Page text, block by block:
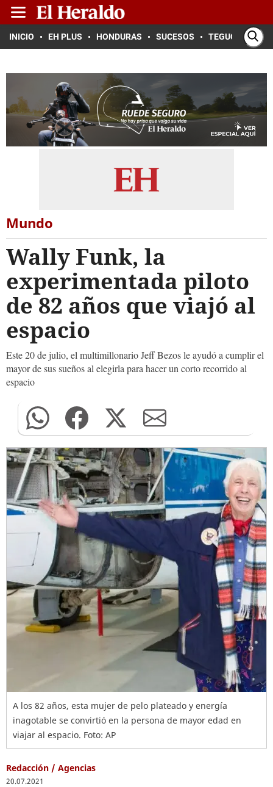
INICIO EH PLUS HONDURAS SUCESOS TEGUCIGALPA
Mundo
Wally Funk, la
experimentada piloto
de 82 años que viajó al
espacio
Este 20 de julio, el multimillonario Jeff Bezos le ayudó a cumplir el
mayor de sus sueños al elegirla para hacer un corto recorrido al
espacio
A los 82 años, esta mujer de pelo plateado y energía
inagotable se convirtió en la persona de mayor edad en
viajar al espacio. Foto: AP
Redacción / Agencias
20.07.2021